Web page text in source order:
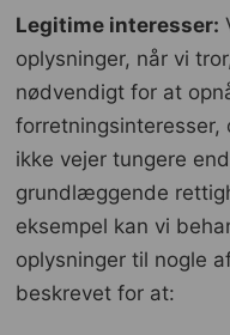
Legitime interesser:
oplysninger, når vi
nødvendigt for at
forretningsinteresser,
ikke vejer tungere
grundlæggende
eksempel kan vi
oplysninger til nogle
beskrevet for at: